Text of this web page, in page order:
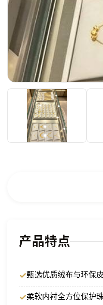
产品特点
甄选优质绒布与环保
柔软内衬全方位保护